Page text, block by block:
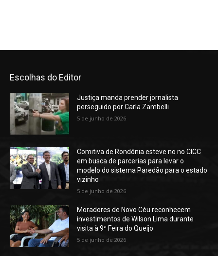
Escolhas do Editor
Justiça manda prender jornalista
perseguido por Carla Zambelli
5 de junho de 2026
Comitiva de Rondônia esteve no no CICC
em busca de parcerias para levar o
modelo do sistema Paredão para o estado
vizinho
5 de junho de 2026
Moradores de Novo Céu reconhecem
investimentos de Wilson Lima durante
visita à 9ª Feira do Queijo
5 de junho de 2026